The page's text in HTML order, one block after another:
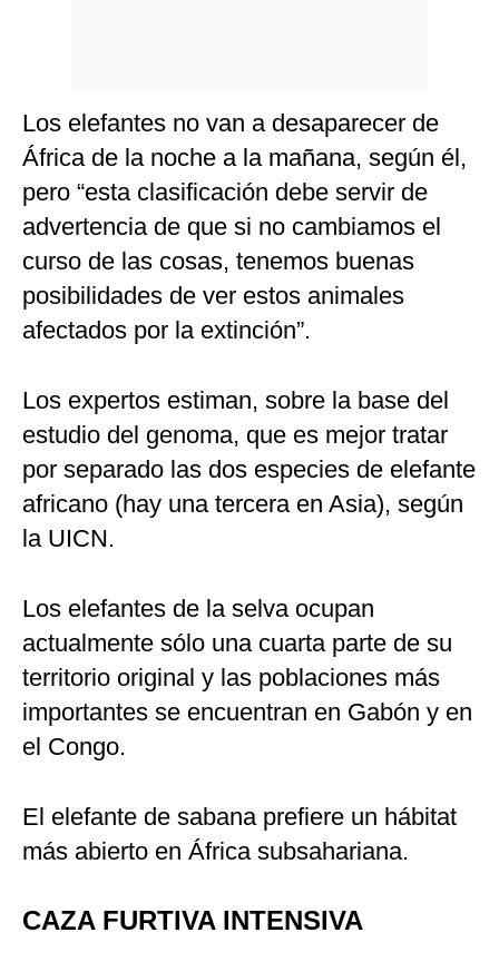
Los elefantes no van a desaparecer de
África de la noche a la mañana, según él,
pero “esta clasificación debe servir de
advertencia de que si no cambiamos el
curso de las cosas, tenemos buenas
posibilidades de ver estos animales
afectados por la extinción”.
Los expertos estiman, sobre la base del
estudio del genoma, que es mejor tratar
por separado las dos especies de elefante
africano (hay una tercera en Asia), según
la UICN.
Los elefantes de la selva ocupan
actualmente sólo una cuarta parte de su
territorio original y las poblaciones más
importantes se encuentran en Gabón y en
el Congo.
El elefante de sabana prefiere un hábitat
más abierto en África subsahariana.
CAZA FURTIVA INTENSIVA